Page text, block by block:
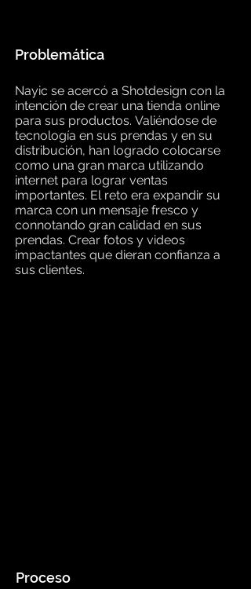
Problemática
Nayic se acercó a Shotdesign con la
intención de crear una tienda online
para sus productos. Valiéndose de
tecnología en sus prendas y en su
distribución, han logrado colocarse
como una gran marca utilizando
internet para lograr ventas
importantes. El reto era expandir su
marca con un mensaje fresco y
connotando gran calidad en sus
prendas. Crear fotos y videos
impactantes que dieran confianza a
sus clientes.
Proceso